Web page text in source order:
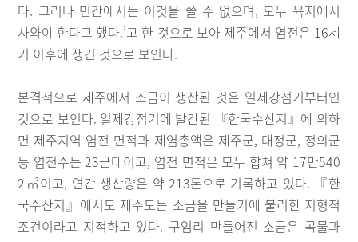
다. 그러나 민간에서는 이것을 쓸 수 없으며, 모두 육지에서
사와야 한다고 했다.’고 한 것으로 보아 제주에서 염전은 16세
기 이후에 생긴 것으로 보인다.
본격적으로 제주에서 소금이 생산된 것은 일제강점기부터인
것으로 보인다. 일제강점기에 발간된 『한국수산지』에 의하
면 제주지역 염전 면적과 제염총액은 제주군, 대정군, 정의군
등 염전수는 23군데이고, 염전 면적은 모두 합쳐 약 17만540
2㎡이고, 연간 생산량은 약 213톤으로 기록하고 있다. 『한
국수산지』에서도 제주도는 소금을 만들기에 불리한 지형적
조건이라고 지적하고 있다. 구엄리 만들어진 소금은 곡물과